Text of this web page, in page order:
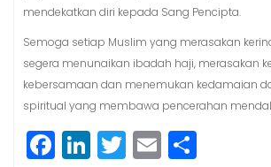
mendekatkan diri kepada Sang Pencipta.
Semoga setiap Muslim yang merasakan
segera menunaikan ibadah haji, merasakan
kebersamaan dan menemukan kedamaian
spiritual yang membawa pencerahan
F Li T E